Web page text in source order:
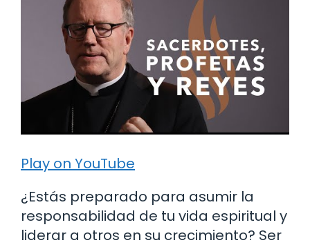
Play on YouTube
¿Estás preparado para asumir la
responsabilidad de tu vida espiritual y
liderar a otros en su crecimiento? Ser